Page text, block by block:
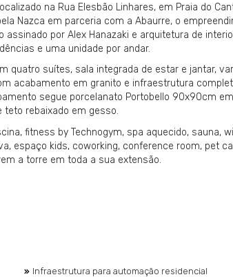
na Rua Elesbão Linhares, em Praia do
Nazca em parceria com a Abaurre, o
por Alex Hanazaki e arquitetura de
e uma unidade por andar.
quatro suítes, sala integrada de estar e jantar,
acabamento em granito e infraestrutura
segue porcelanato Portobello 90x90cm
teto rebaixado em gesso.
fitness by Technogym, spa aquecido, sauna,
espaço kids, coworking, conference room, pet
a torre em toda a sua extensão.
Infraestrutura para automação residencial